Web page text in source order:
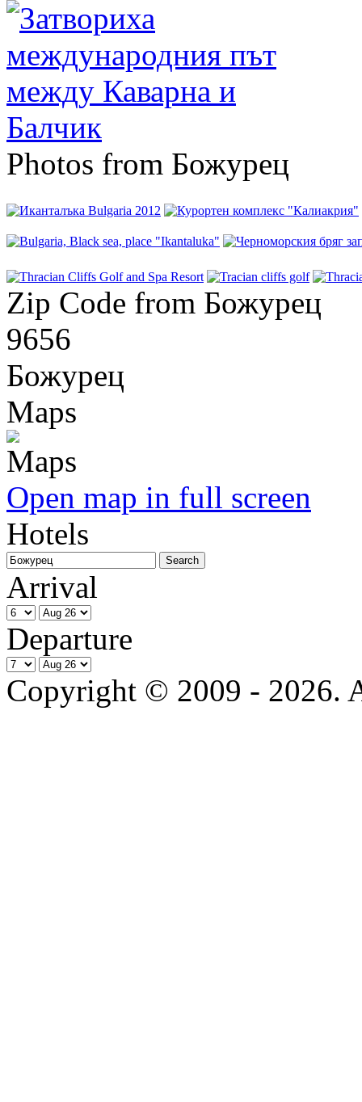
Photos from Божурец
Zip Code from Божурец
9656
Божурец
Maps
Open map in full screen
Hotels
Arrival
Departure
Copyright © 2009 - 2026.